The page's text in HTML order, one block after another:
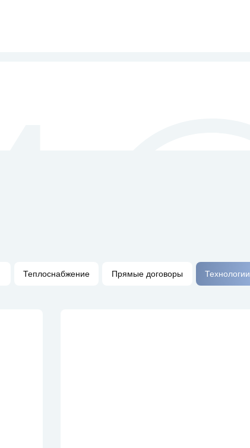
Технологии
Прямые договоры
Теплоснабжение